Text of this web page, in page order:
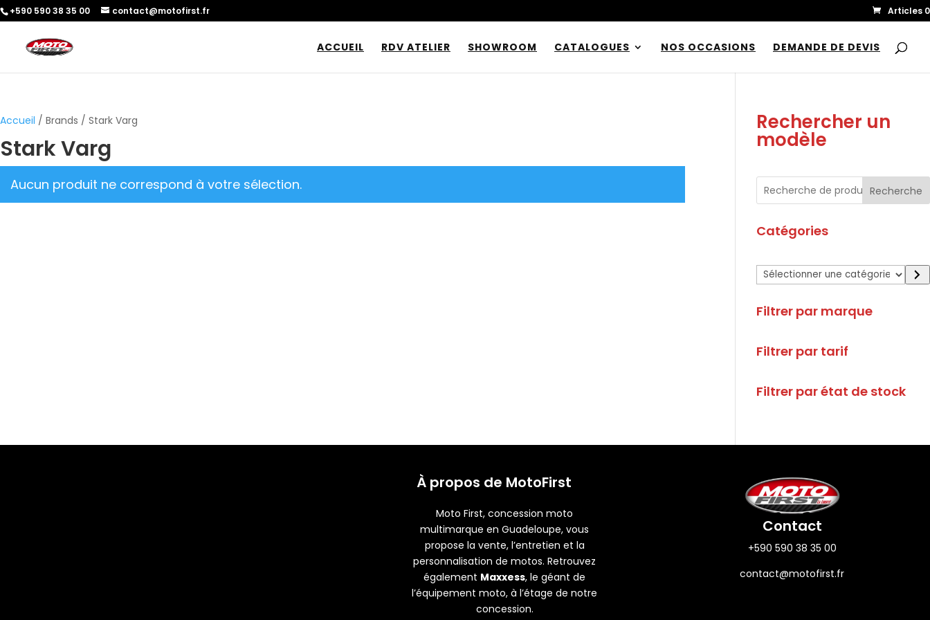
+590 590 38 35 00 contact@motofirst.fr Articles 0
ACCUEIL RDV ATELIER SHOWROOM CATALOGUES NOS OCCASIONS DEMANDE DE DEVIS
Accueil / Brands / Stark Varg
Stark Varg
Aucun produit ne correspond à votre sélection.
Rechercher un
modèle
Recherche
Catégories
Sélectionner
une
catégorie
Filtrer par marque
Filtrer par tarif
Filtrer par état de stock
À propos de MotoFirst
Moto First, concession moto
multimarque en Guadeloupe, vous
propose la vente, l’entretien et la
personnalisation de motos. Retrouvez
également Maxxess, le géant de
l’équipement moto, à l’étage de notre
concession.
Contact
+590 590 38 35 00
contact@motofirst.fr